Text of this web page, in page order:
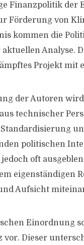
Finanzpolitik der
Förderung von
kommen die
Analyse.
Projekt mit
der Autoren
technischer
politischen
oft
eigenständigen
Aufsicht
Einordnung
vor. Dieser